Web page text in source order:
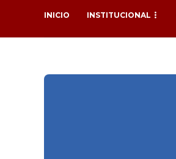
INICIO INSTITUCIONAL